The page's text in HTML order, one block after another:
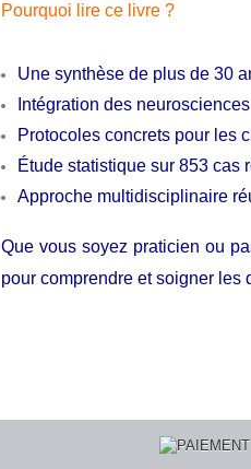
Pourquoi lire ce livre ?
Une synthèse de plus de 30
Intégration des
Protocoles concrets pour les
Étude statistique sur 853 cas
Approche multidisciplinaire
Que vous soyez praticien ou
pour comprendre et soigner les